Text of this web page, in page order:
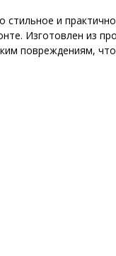
стильное и
Изготовлен из
повреждениям,